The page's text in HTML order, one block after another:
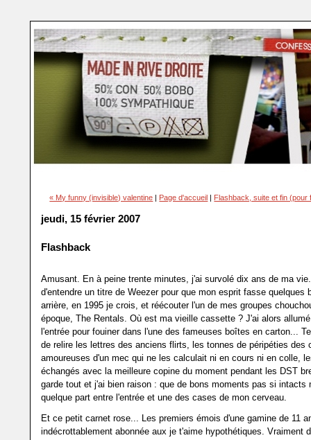
« My funny (invisible) valentine | Page d'accueil | Flashback, suite et fin (pour
jeudi, 15 février 2007
Flashback
Amusant. En à peine trente minutes, j'ai survolé dix ans de ma
d'entendre un titre de Weezer pour que mon esprit fasse quelques
arrière, en 1995 je crois, et réécouter l'un de mes groupes
époque, The Rentals. Où est ma vieille cassette ? J'ai alors
l'entrée pour fouiner dans l'une des fameuses boîtes en carton...
de relire les lettres des anciens flirts, les tonnes de péripéties des
amoureuses d'un mec qui ne les calculait ni en cours ni en colle,
échangés avec la meilleure copine du moment pendant les DST
garde tout et j'ai bien raison : que de bons moments pas si intacts
quelque part entre l'entrée et une des cases de mon cerveau.
Et ce petit carnet rose... Les premiers émois d'une gamine de 11
indécrottablement abonnée aux je t'aime hypothétiques. Vraiment